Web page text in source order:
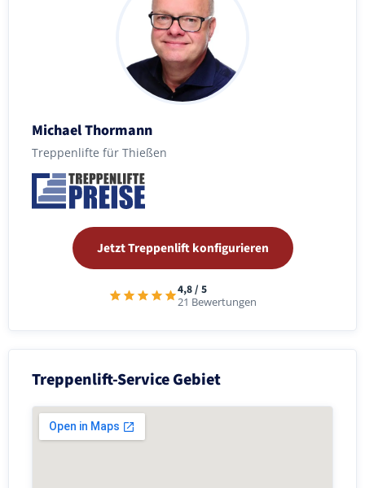
Michael Thormann
Treppenlifte für Thießen
Jetzt Treppenlift konfigurieren
4,8 / 5
21 Bewertungen
Treppenlift-Service Gebiet